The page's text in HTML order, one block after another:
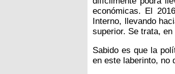
económicas. El
Interno, llevando
superior. Se trata,
Sabido es que la
en este laberinto, no